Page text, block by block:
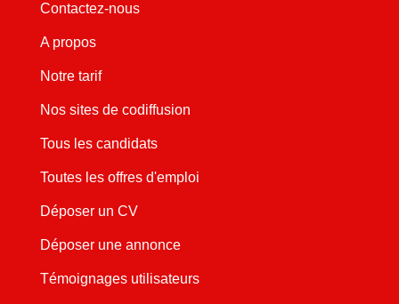
Contactez-nous
A propos
Notre tarif
Nos sites de codiffusion
Tous les candidats
Toutes les offres d'emploi
Déposer un CV
Déposer une annonce
Témoignages utilisateurs